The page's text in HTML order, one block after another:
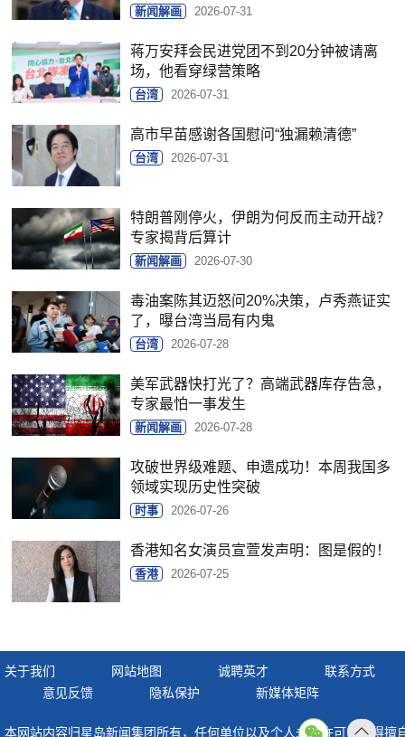
新闻解画 2026-07-31
蒋万安拜会民进党团不到20分钟被请离
场，他看穿绿营策略
台湾 2026-07-31
高市早苗感谢各国慰问“独漏赖清德”
台湾 2026-07-31
特朗普刚停火，伊朗为何反而主动开战？
专家揭背后算计
新闻解画 2026-07-30
毒油案陈其迈怒问20%决策，卢秀燕证实
了，曝台湾当局有内鬼
台湾 2026-07-28
美军武器快打光了？高端武器库存告急，
专家最怕一事发生
新闻解画 2026-07-28
攻破世界级难题、申遗成功！本周我国多
领域实现历史性突破
时事 2026-07-26
香港知名女演员宣萱发声明：图是假的！
香港 2026-07-25
关于我们 网站地图 诚聘英才
联系方式
意见反馈
隐私保护 新媒体矩阵
本网站内容归星岛新闻集团所有，任何单位以及个人未经许可，不得擅